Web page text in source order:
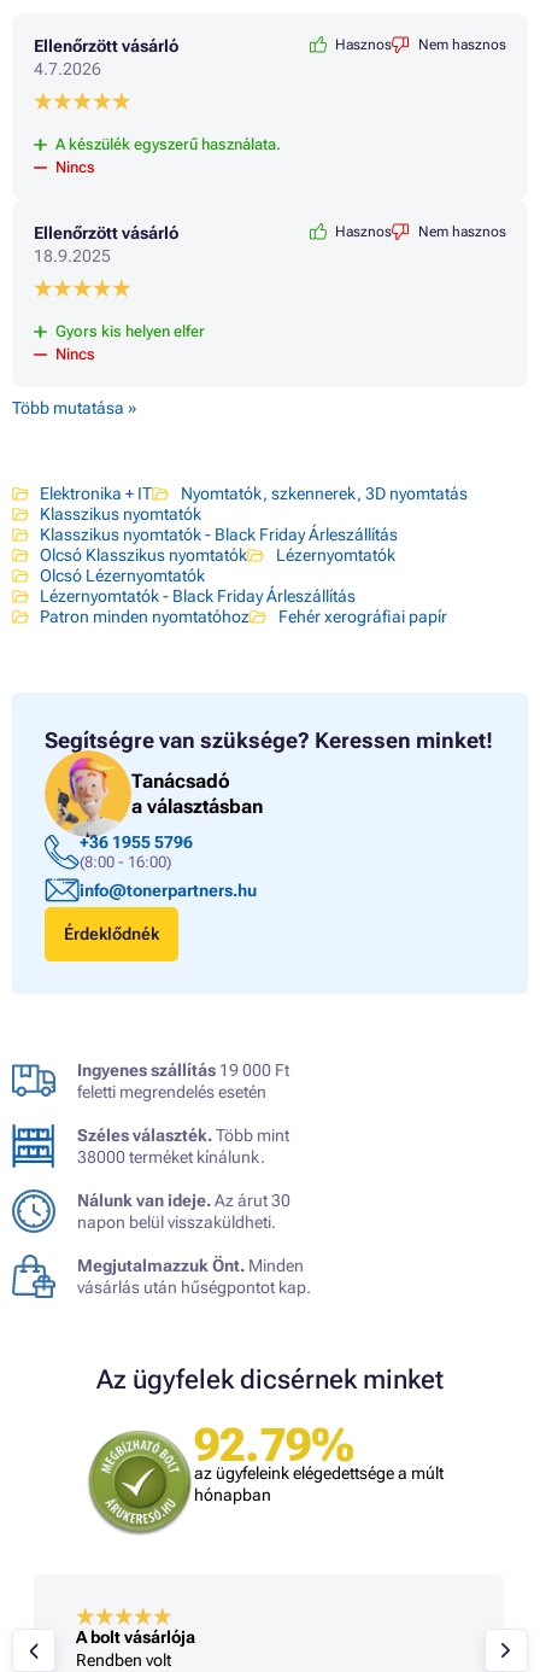
Ellenőrzött vásárló
4.7.2026
Hasznos Nem hasznos
A készülék egyszerű használata.
Nincs
Ellenőrzött vásárló
18.9.2025
Hasznos Nem hasznos
Gyors kis helyen elfer
Nincs
Több mutatása »
Elektronika + IT
Nyomtatók, szkennerek, 3D nyomtatás
Klasszikus nyomtatók
Klasszikus nyomtatók - Black Friday Árleszállítás
Olcsó Klasszikus nyomtatók
Lézernyomtatók
Olcsó Lézernyomtatók
Lézernyomtatók - Black Friday Árleszállítás
Patron minden nyomtatóhoz
Fehér xerográfiai papír
Segítségre van szüksége? Keressen minket!
Tanácsadó
a választásban
+36 1955 5796
(8:00 - 16:00)
info@tonerpartners.hu
Érdeklődnék
Ingyenes szállítás 19 000 Ft
feletti megrendelés esetén
Széles választék.Több mint
38000 terméket kínálunk.
Nálunk van ideje.Az árut 30
napon belül visszaküldheti.
Megjutalmazzuk Önt. Minden
vásárlás után hűségpontot kap.
Az ügyfelek dicsérnek minket
92.79%
az ügyfeleink elégedettsége a múlt
hónapban
A bolt vásárlója
Rendben volt